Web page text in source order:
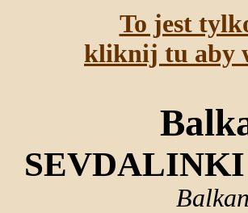
To jest
kliknij tu aby